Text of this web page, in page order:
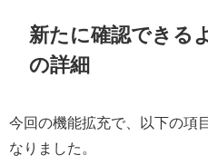
新たに確認できる
の詳細
今回の機能拡充で、以下の項
なりました。